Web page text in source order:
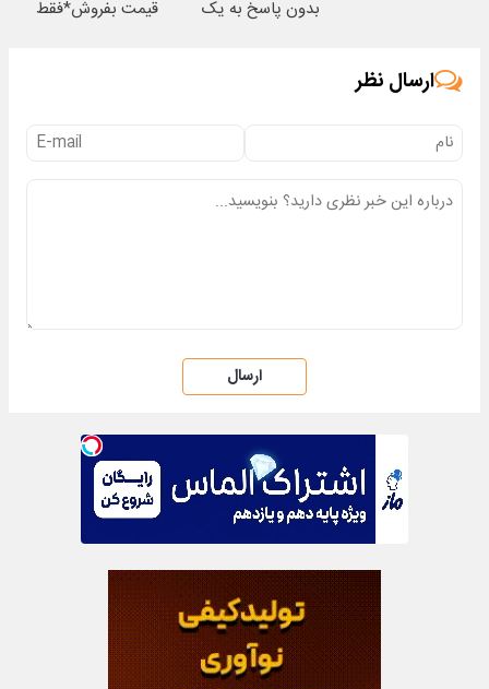
بدون پاسخ به یک
قیمت بفروش*فقط
ارسال نظر
ارسال